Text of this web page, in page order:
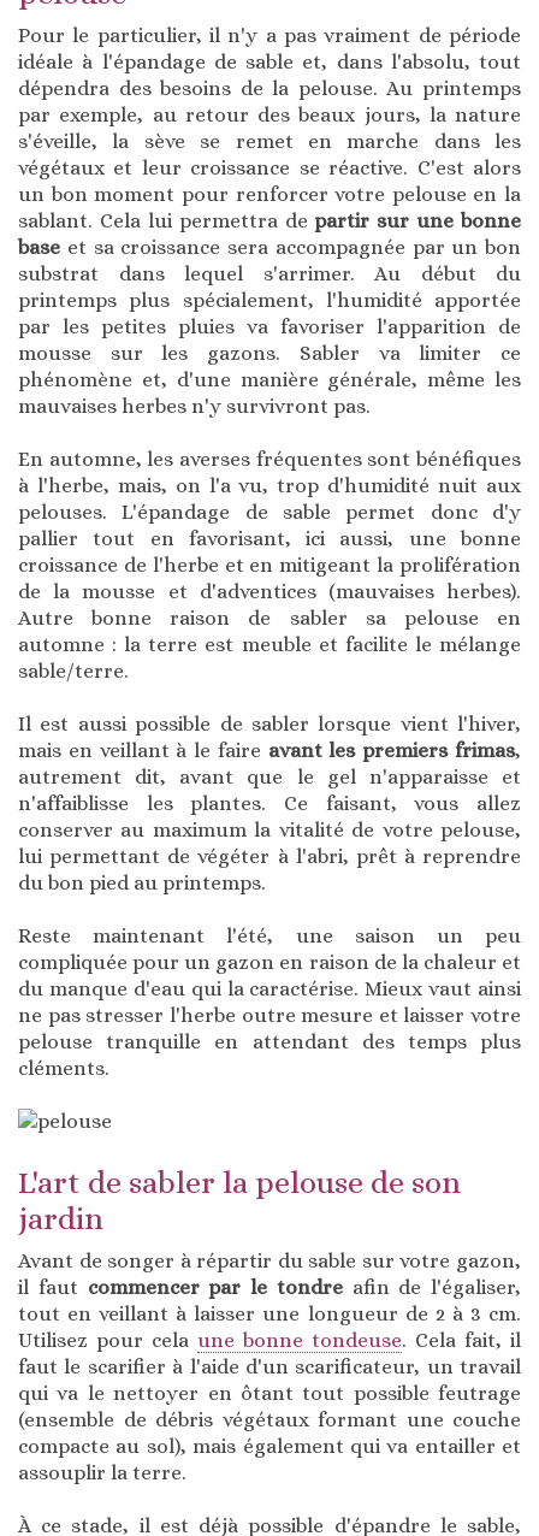
Pour le particulier, il n'y a pas vraiment de période
idéale à l'épandage de sable et, dans l'absolu, tout
dépendra des besoins de la pelouse. Au printemps
par exemple, au retour des beaux jours, la nature
s'éveille, la sève se remet en marche dans les
végétaux et leur croissance se réactive. C'est alors
un bon moment pour renforcer votre pelouse en la
sablant. Cela lui permettra departir sur une bonne
base et sa croissance sera accompagnée par un bon
substrat dans lequel s'arrimer. Au début du
printemps plus spécialement, l'humidité apportée
par les petites pluies va favoriser l'apparition de
mousse sur les gazons. Sabler va limiter ce
phénomène et, d'une manière générale, même les
mauvaises herbes n'y survivront pas.
En automne, les averses fréquentes sont bénéfiques
à l'herbe, mais, on l'a vu, trop d'humidité nuit aux
pelouses. L'épandage de sable permet donc d'y
pallier tout en favorisant, ici aussi, une bonne
croissance de l'herbe et en mitigeant la prolifération
de la mousse et d'adventices (mauvaises herbes).
Autre bonne raison de sabler sa pelouse en
automne : la terre est meuble et facilite le mélange
sable/terre.
Il est aussi possible de sabler lorsque vient l'hiver,
mais en veillant à le faire avant les premiers frimas,
autrement dit, avant que le gel n'apparaisse et
n'affaiblisse les plantes. Ce faisant, vous allez
conserver au maximum la vitalité de votre pelouse,
lui permettant de végéter à l'abri, prêt à reprendre
du bon pied au printemps.
Reste maintenant l'été, une saison un peu
compliquée pour un gazon en raison de la chaleur et
du manque d'eau qui la caractérise. Mieux vaut ainsi
ne pas stresser l'herbe outre mesure et laisser votre
pelouse tranquille en attendant des temps plus
cléments.
L'art de sabler la pelouse de son
jardin
Avant de songer à répartir du sable sur votre gazon,
il faut commencer par le tondreafin de l'égaliser,
tout en veillant à laisser une longueur de 2 à 3 cm.
Utilisez pour cela une bonne tondeuse. Cela fait, il
faut le scarifier à l'aide d'un scarificateur, un travail
qui va le nettoyer en ôtant tout possible feutrage
(ensemble de débris végétaux formant une couche
compacte au sol), mais également qui va entailler et
assouplir la terre.
À ce stade, il est déjà possible d'épandre le sable,